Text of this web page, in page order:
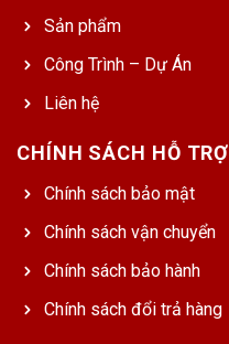
Sản phẩm
Công Trình – Dự Án
Liên hệ
CHÍNH SÁCH HỖ TRỢ
Chính sách bảo mật
Chính sách vận chuyển
Chính sách bảo hành
Chính sách đổi trả hàng